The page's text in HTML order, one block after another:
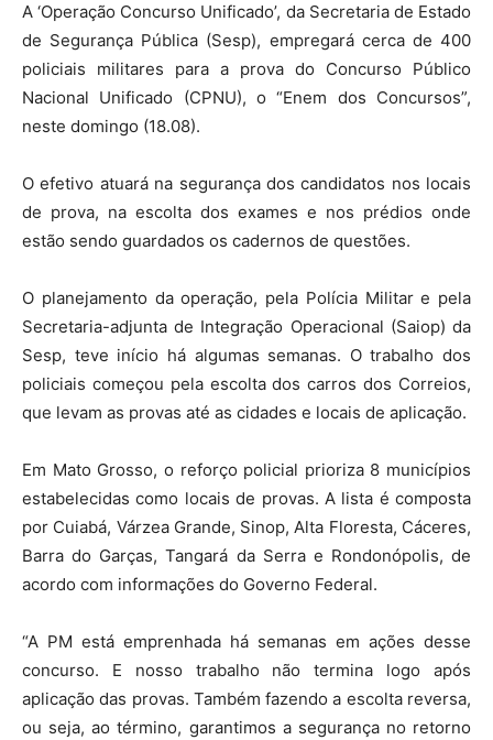
A ‘Operação Concurso Unificado’, da Secretaria de Estado
de Segurança Pública (Sesp), empregará cerca de 400
policiais militares para a prova do Concurso Público
Nacional Unificado (CPNU), o “Enem dos Concursos”,
neste domingo (18.08).
O efetivo atuará na segurança dos candidatos nos locais
de prova, na escolta dos exames e nos prédios onde
estão sendo guardados os cadernos de questões.
O planejamento da operação, pela Polícia Militar e pela
Secretaria-adjunta de Integração Operacional (Saiop) da
Sesp, teve início há algumas semanas. O trabalho dos
policiais começou pela escolta dos carros dos Correios,
que levam as provas até as cidades e locais de aplicação.
Em Mato Grosso, o reforço policial prioriza 8 municípios
estabelecidas como locais de provas. A lista é composta
por Cuiabá, Várzea Grande, Sinop, Alta Floresta, Cáceres,
Barra do Garças, Tangará da Serra e Rondonópolis, de
acordo com informações do Governo Federal.
“A PM está emprenhada há semanas em ações desse
concurso. E nosso trabalho não termina logo após
aplicação das provas. Também fazendo a escolta reversa,
ou seja, ao término, garantimos a segurança no retorno